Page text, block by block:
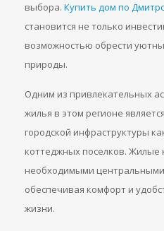
выбора. Купить дом по
становится не только
возможностью обрести
природы.
Одним из привлекательных
жилья в этом регионе
городской инфраструктуры
коттеджных поселков.
необходимыми
обеспечивая комфорт и
жизни.